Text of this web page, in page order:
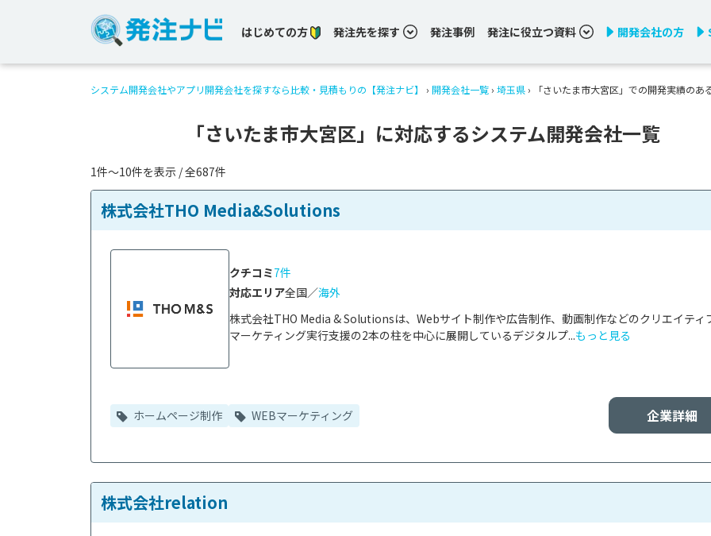
はじめての方 発注先を探す 発注事例 発注に役立つ資料 開発会社の方
システム開発会社やアプリ開発会社を探すなら比較・見積もりの【発注ナビ】 › 開発会社一覧 › 埼玉県 › 「さいたま市大宮区」での開発実績のあ
「さいたま市大宮区」に対応するシステム開発会社一覧
1件〜10件を表示 / 全687件
株式会社THO Media&Solutions
株式会社THO Media & Solutionsは、Webサイト制作や広告制作、動画制作などのクリエイティ
マーケティング実行支援の2本の柱を中心に展開しているデジタルプ...もっと見る
クチコミ7件
対応エリア全国／海外
企業詳細
ホームページ制作 WEBマーケティング
株式会社relation